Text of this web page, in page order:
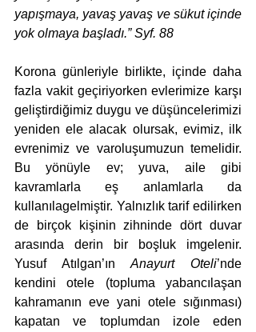
yapışmaya, yavaş yavaş ve sükut içinde
yok olmaya başladı.” Syf. 88
Korona günleriyle birlikte, içinde daha
fazla vakit geçiriyorken evlerimize karşı
geliştirdiğimiz duygu ve düşüncelerimizi
yeniden ele alacak olursak, evimiz, ilk
evrenimiz ve varoluşumuzun temelidir.
Bu yönüyle ev; yuva, aile gibi
kavramlarla eş anlamlarla da
kullanılagelmiştir. Yalnızlık tarif edilirken
de birçok kişinin zihninde dört duvar
arasında derin bir boşluk imgelenir.
Yusuf Atılgan’ın Anayurt Oteli’nde
kendini otele (topluma yabancılaşan
kahramanın eve yani otele sığınması)
kapatan ve toplumdan izole eden